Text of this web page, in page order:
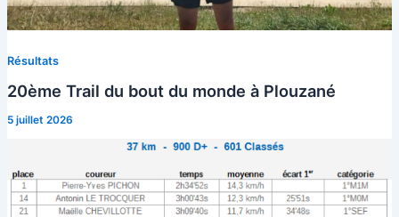
Résultats
20ème Trail du bout du monde à Plouzané
5 juillet 2026